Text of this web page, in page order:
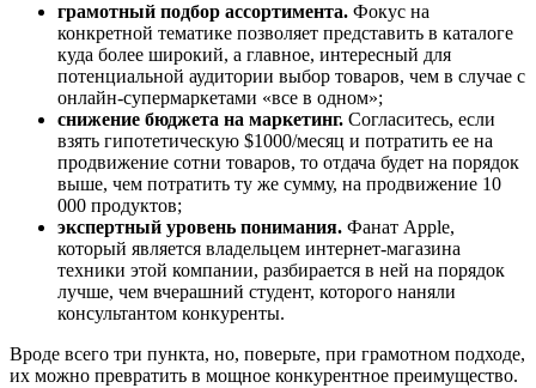
грамотный подбор ассортимента. Фокус на
конкретной тематике позволяет представить в каталоге
куда более широкий, а главное, интересный для
потенциальной аудитории выбор товаров, чем в случае с
онлайн-супермаркетами «все в одном»;
снижение бюджета на маркетинг. Согласитесь, если
взять гипотетическую $1000/месяц и потратить ее на
продвижение сотни товаров, то отдача будет на порядок
выше, чем потратить ту же сумму, на продвижение 10
000 продуктов;
экспертный уровень понимания. Фанат Apple,
который является владельцем интернет-магазина
техники этой компании, разбирается в ней на порядок
лучше, чем вчерашний студент, которого наняли
консультантом конкуренты.
Вроде всего три пункта, но, поверьте, при грамотном подходе,
их можно превратить в мощное конкурентное преимущество.